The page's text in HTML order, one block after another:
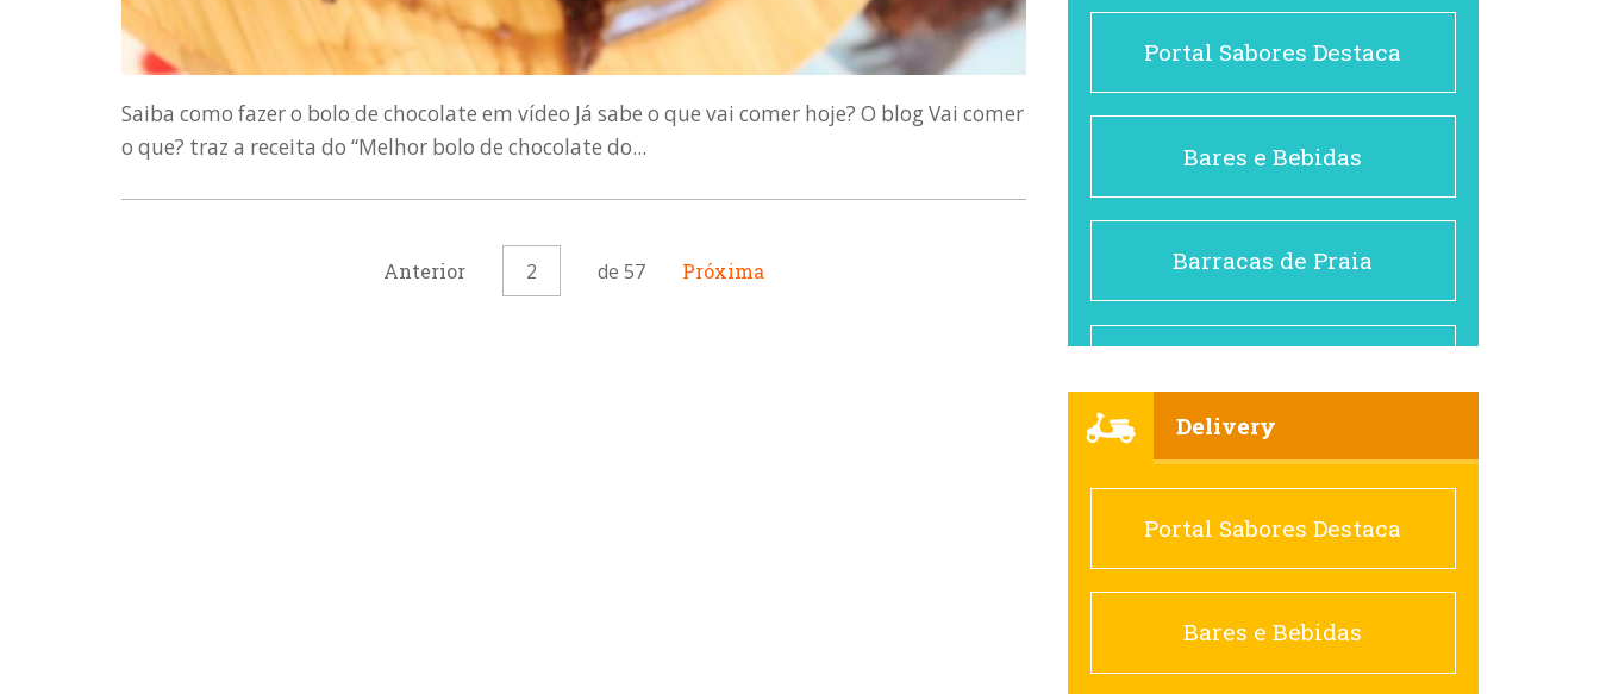
Saiba como fazer o bolo de chocolate em vídeo Já sabe o que vai comer hoje? O blog Vai comer
o que? traz a receita do “Melhor bolo de chocolate do...
Anterior 2 de 57 Próxima
Portal Sabores Destaca
Bares e Bebidas
Barracas de Praia
Cafés
Churrascarias
Comida saudável
Delivery
Portal Sabores Destaca
Bares e Bebidas